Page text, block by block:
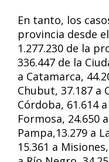
En tanto, los
provincia desde
1.277.230 de la
336.447 de la
a Catamarca,
Chubut, 37.187 a
Córdoba, 61.614
Formosa, 24.650
Pampa,13.279 a
15.361 a